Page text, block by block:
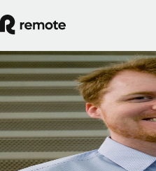
Blog
Preston Wickersham
Preston était responsable du
développement de supports de
conformité internationale, le